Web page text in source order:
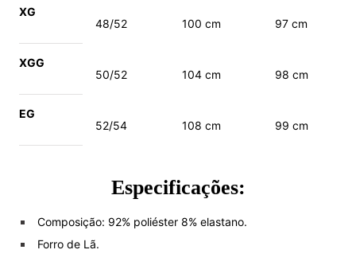
XG
48/52
100 cm 97 cm
XGG
50/52
104 cm 98 cm
EG
52/54
108 cm 99 cm
Especificações:
Composição: 92% poliéster 8% elastano.
Forro de Lã.